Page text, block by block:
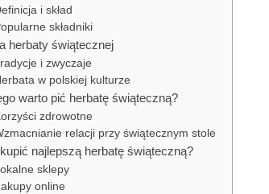
i skład
składniki
herbaty świątecznej
i zwyczaje
w polskiej kulturze
warto pić herbatę świąteczną?
zdrowotne
relacji przy świątecznym stole
najlepszą herbatę świąteczną?
sklepy
online